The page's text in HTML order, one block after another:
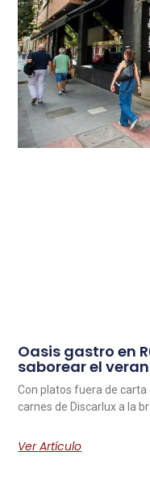
Oasis gastro en
saborear el
Con platos fuera de carta
carnes de Discarlux a la
Ver Artículo